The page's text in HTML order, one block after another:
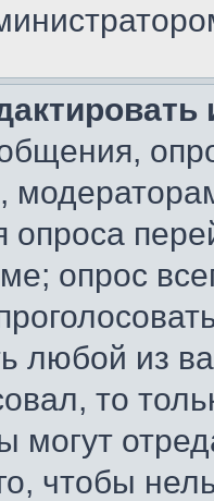
опроса
опрос
любой из
то
могут
чтобы